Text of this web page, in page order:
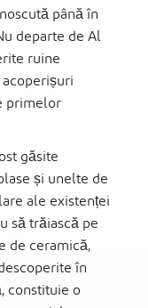
până în
departe de Al
ruine
primelor
găsite
și unelte de
ale existenței
să trăiască pe
de ceramică,
în
constituie o